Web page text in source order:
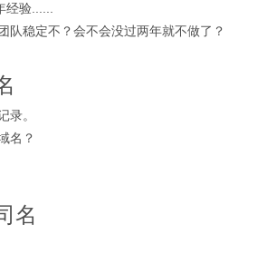
验......
队稳定不？会不会没过两年就不做了？
录。
名？
名